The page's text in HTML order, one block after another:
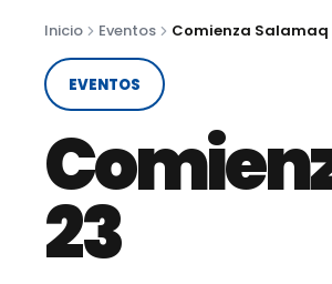
Inicio Eventos Comienza Salamaq
EVENTOS
23